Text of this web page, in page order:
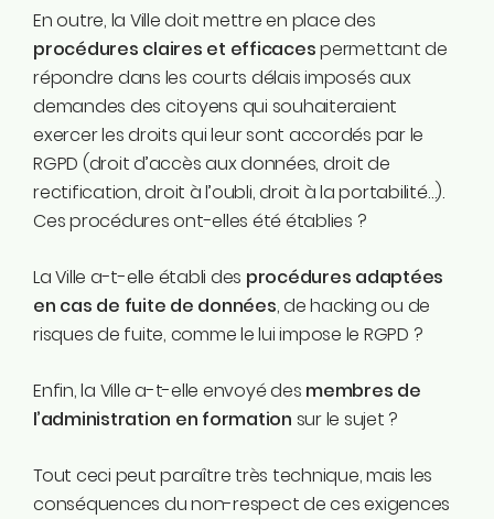
En outre, la Ville doit mettre en place des
procédures claires et efficacespermettant de
répondre dans les courts délais imposés aux
demandes des citoyens qui souhaiteraient
exercer les droits qui leur sont accordés par le
RGPD (droit d’accès aux données, droit de
rectification, droit à l’oubli, droit à la portabilité…).
Ces procédures ont-elles été établies ?
La Ville a-t-elle établi des procédures adaptées
en cas de fuite de données, de hacking ou de
risques de fuite, comme le lui impose le RGPD ?
Enfin, la Ville a-t-elle envoyé des membres de
l’administration en formation sur le sujet ?
Tout ceci peut paraître très technique, mais les
conséquences du non-respect de ces exigences